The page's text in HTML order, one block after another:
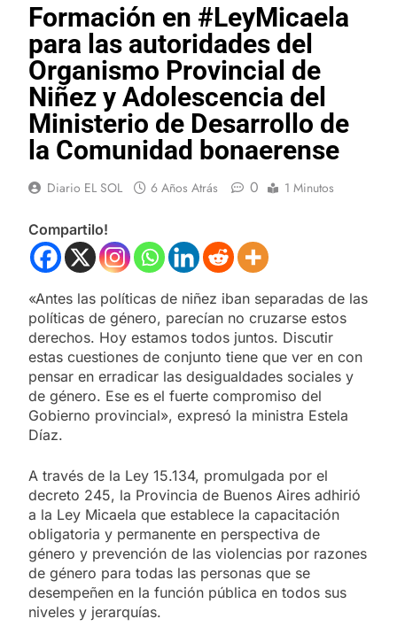
Formación en #LeyMicaela
para las autoridades del
Organismo Provincial de
Niñez y Adolescencia del
Ministerio de Desarrollo de
la Comunidad bonaerense
Diario EL SOL 6 Años Atrás 0 1 Minutos
Compartilo!
«Antes las políticas de niñez iban separadas de las
políticas de género, parecían no cruzarse estos
derechos. Hoy estamos todos juntos. Discutir
estas cuestiones de conjunto tiene que ver en con
pensar en erradicar las desigualdades sociales y
de género. Ese es el fuerte compromiso del
Gobierno provincial», expresó la ministra Estela
Díaz.
A través de la Ley 15.134, promulgada por el
decreto 245, la Provincia de Buenos Aires adhirió
a la Ley Micaela que establece la capacitación
obligatoria y permanente en perspectiva de
género y prevención de las violencias por razones
de género para todas las personas que se
desempeñen en la función pública en todos sus
niveles y jerarquías.